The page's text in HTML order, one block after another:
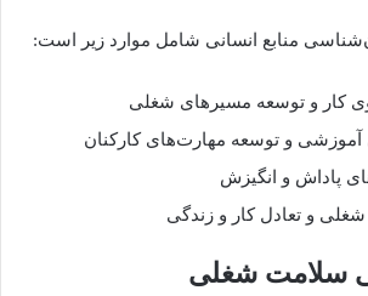
منابع انسانی شامل موارد زیر است:
کار و توسعه مسیرهای شغلی
آموزشی و توسعه مهارت‌های کارکنان
پاداش و انگیزش
شغلی و تعادل کار و زندگی
سلامت شغلی